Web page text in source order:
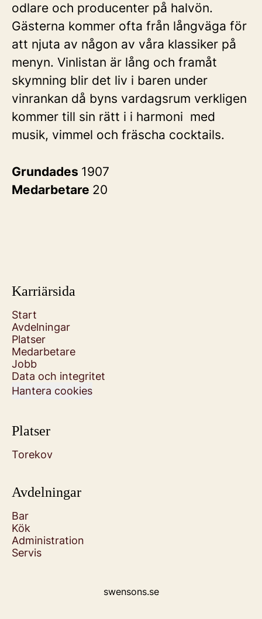
odlare och producenter på halvön.
Gästerna kommer ofta från långväga för
att njuta av någon av våra klassiker på
menyn. Vinlistan är lång och framåt
skymning blir det liv i baren under
vinrankan då byns vardagsrum verkligen
kommer till sin rätt i i harmoni med
musik, vimmel och fräscha cocktails.
Grundades 1907
Medarbetare 20
Karriärsida
Start
Avdelningar
Platser
Medarbetare
Jobb
Data och integritet
Hantera cookies
Platser
Torekov
Avdelningar
Bar
Kök
Administration
Servis
swensons.se